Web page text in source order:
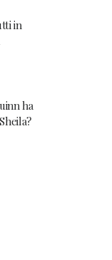
in
ha